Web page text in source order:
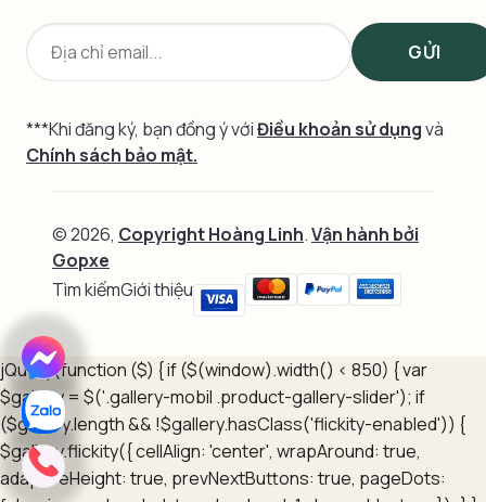
***Khi đăng ký, bạn đồng ý vớiĐiều khoản sử dụngvà
Chính sách bảo mật.
© 2026, Copyright Hoàng Linh.Vận hành bởi
Gopxe
Tìm kiếmGiới thiệu
jQuery(function ($) { if ($(window).width() < 850) { var
$gallery = $('.gallery-mobil .product-gallery-slider'); if
($gallery.length && !$gallery.hasClass('flickity-enabled')) {
$gallery.flickity({ cellAlign: 'center', wrapAround: true,
adaptiveHeight: true, prevNextButtons: true, pageDots: